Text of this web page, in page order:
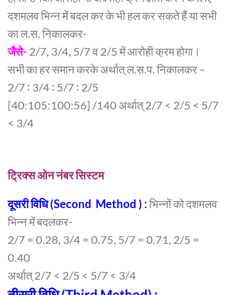
दशमलव भिन्न में बदल कर के भी हल कर सकते हैं या सभी
का ल.स. निकालकर-
जैसे- 2/7, 3/4, 5/7 व 2/5 में आरोही क्रम होगा।
सभी का हर समान करके अर्थात् ल.स.प. निकालकर –
2/7 ∶ 3/4 ∶ 5/7 ∶ 2/5
[40∶105∶100∶56] /140 अर्थात् 2/7 < 2/5 < 5/7
< 3/4
ट्रिक्स ओन नंबर सिस्टम
दूसरी विधि (Second Method ) :भिन्नों को दशमलव
भिन्न में बदलकर-
2/7 = 0.28, 3/4 = 0.75, 5/7 = 0.71, 2/5 =
0.40
अर्थात् 2/7 < 2/5 < 5/7 < 3/4